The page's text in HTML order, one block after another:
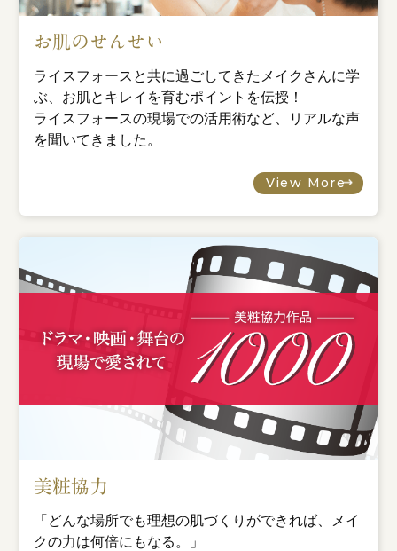
お肌のせんせい
ライスフォースと共に過ごしてきたメイクさんに学
ぶ、お肌とキレイを育むポイントを伝授！
ライスフォースの現場での活用術など、リアルな声
を聞いてきました。
View More
美粧協力
「どんな場所でも理想の肌づくりができれば、メイ
クの力は何倍にもなる。」